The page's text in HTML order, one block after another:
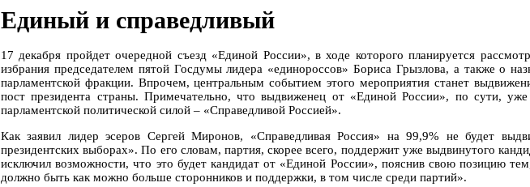
Единый и справедливый
17 декабря пройдет очередной съезд «Единой России», в ходе которого планируется
избрания председателем пятой Госдумы лидера «единороссов» Бориса Грызлова, а также о
парламентской фракции. Впрочем, центральным событием этого мероприятия станет
пост президента страны. Примечательно, что выдвиженец от «Единой России», по сути,
парламентской политической силой – «Справедливой Россией».
Как заявил лидер эсеров Сергей Миронов, «Справедливая Россия» на 99,9% не будет
президентских выборах». По его словам, партия, скорее всего, поддержит уже выдвинутого
исключил возможности, что это будет кандидат от «Единой России», пояснив свою позицию
должно быть как можно больше сторонников и поддержки, в том числе среди партий».